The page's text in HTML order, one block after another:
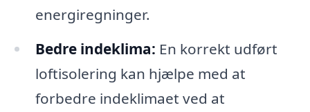
energiregninger.
Bedre indeklima: En korrekt udført
loftisolering kan hjælpe med at
forbedre indeklimaet ved at